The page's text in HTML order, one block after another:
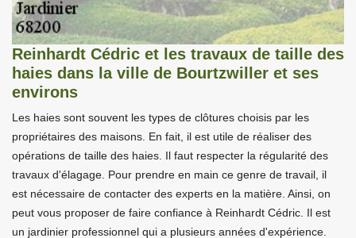
Reinhardt Cédric et les travaux de taille des
haies dans la ville de Bourtzwiller et ses
environs
Les haies sont souvent les types de clôtures choisis par les
propriétaires des maisons. En fait, il est utile de réaliser des
opérations de taille des haies. Il faut respecter la régularité des
travaux d'élagage. Pour prendre en main ce genre de travail, il
est nécessaire de contacter des experts en la matière. Ainsi, on
peut vous proposer de faire confiance à Reinhardt Cédric. Il est
un jardinier professionnel qui a plusieurs années d'expérience.